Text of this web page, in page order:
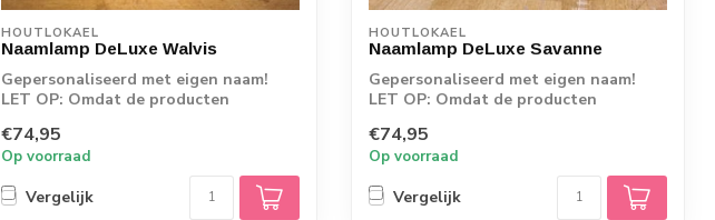
HOUTLOKAEL
Naamlamp DeLuxe Walvis
Gepersonaliseerd met eigen naam!
LET OP: Omdat de producten
€74,95
Op voorraad
Vergelijk
HOUTLOKAEL
Naamlamp DeLuxe Savanne
Gepersonaliseerd met eigen naam!
LET OP: Omdat de producten
€74,95
Op voorraad
Vergelijk